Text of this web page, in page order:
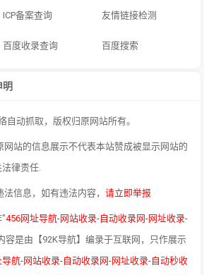
ICP备案查询 友情链接检测
百度收录查询 百度搜索
明
自动抓取，版权归原网站所有。
网站的信息展示不代表本站赞成被显示网站的
律责任.
信息，如有违法内容， 请立即举报
"456网址导航-网站收录-自动收录网-网址收录-
容是由【92K导航】编录于互联网，只作展示
导航-网站收录-自动收录网-网址收录-自动秒收